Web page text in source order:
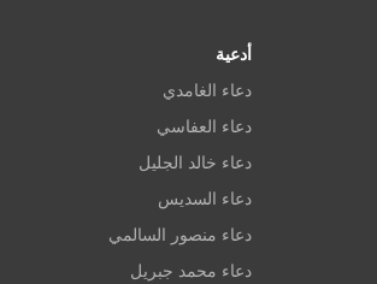
أدعية
دعاء الغامدي
دعاء العفاسي
دعاء خالد الجليل
دعاء السديس
دعاء منصور السالمي
دعاء محمد جبريل